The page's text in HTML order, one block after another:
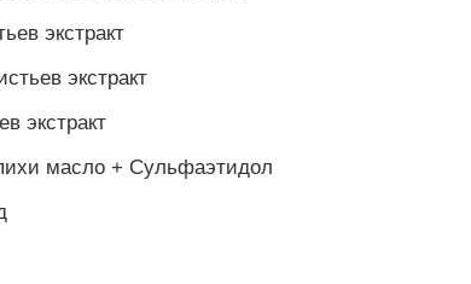
экстракт
экстракт
экстракт
масло + Сульфаэтидол